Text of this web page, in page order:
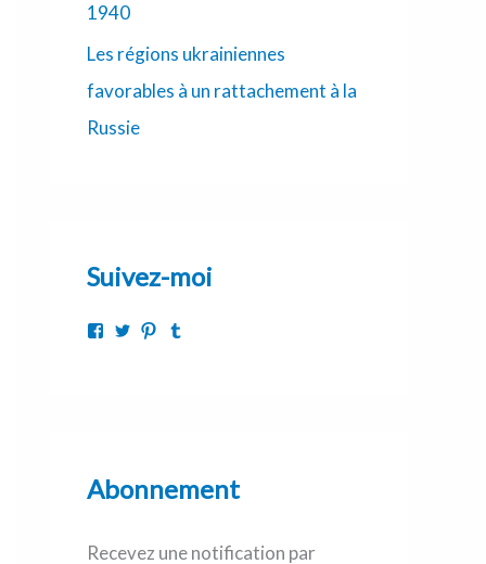
1940
Les régions ukrainiennes
favorables à un rattachement à la
Russie
Suivez-moi
Abonnement
Recevez une notification par